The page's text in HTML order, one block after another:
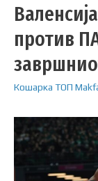
против
Кошарка ТОП